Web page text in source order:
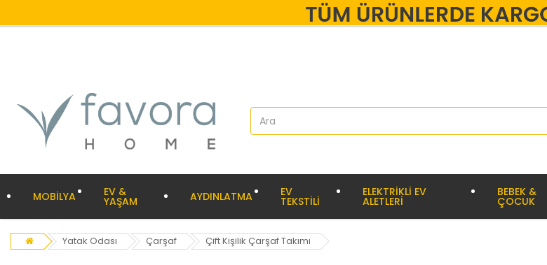
MOBİLYA EV &
YAŞAM AYDINLATMA EV
TEKSTİLİ
ELEKTRİKLİ EV
ALETLERİ
BEBEK &
ÇOCUK
Yatak Odası Çarşaf Çift Kişilik Çarşaf Takımı